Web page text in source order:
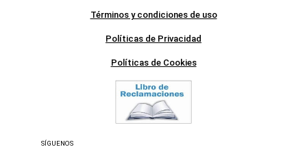
Términos y condiciones de uso
Políticas de Privacidad
Políticas de Cookies
SÍGUENOS